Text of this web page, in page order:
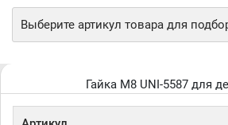
Выберите артикул товара для
Гайка M8 UNI-5587 для